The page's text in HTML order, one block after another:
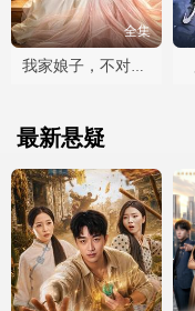
全集
最新悬疑